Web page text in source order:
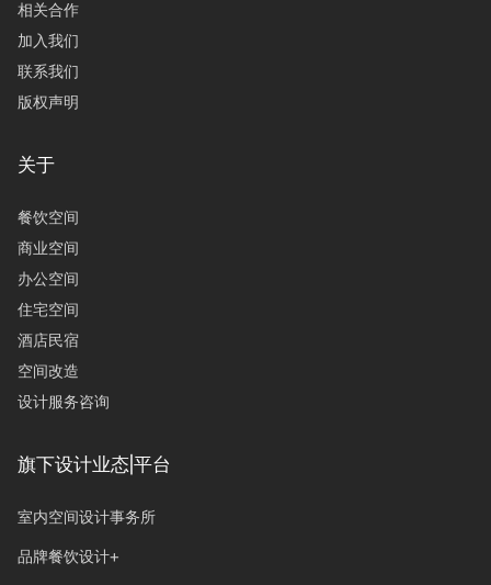
相关合作
加入我们
联系我们
版权声明
关于
餐饮空间
商业空间
办公空间
住宅空间
酒店民宿
空间改造
设计服务咨询
旗下设计业态|平台
室内空间设计事务所
品牌餐饮设计+